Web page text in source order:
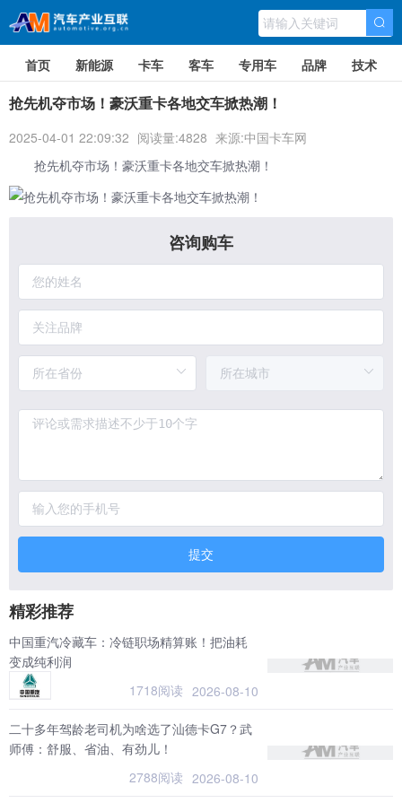
首页 新能源 卡车 客车 专用车 品牌 技术
抢先机夺市场！豪沃重卡各地交车掀热潮！
2025-04-01 22:09:32 阅读量:4828 来源:中国卡车网
抢先机夺市场！ 豪沃重卡各地交车掀热潮！
咨询购车
提交
精彩推荐
中国重汽冷藏车：冷链职场精算账！把油耗
变成纯利润
1718阅读 2026-08-10
二十多年驾龄老司机为啥选了汕德卡G7？武
师傅：舒服、省油、有劲儿！
2788阅读 2026-08-10